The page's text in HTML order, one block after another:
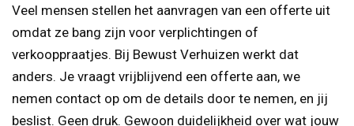
Veel mensen stellen het aanvragen van een offerte uit
omdat ze bang zijn voor verplichtingen of
verkooppraatjes. Bij Bewust Verhuizen werkt dat
anders. Je vraagt vrijblijvend een offerte aan, we
nemen contact op om de details door te nemen, en jij
beslist. Geen druk. Gewoon duidelijkheid over wat jouw